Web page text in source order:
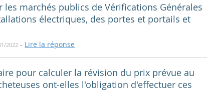
les marchés publics de Vérifications Générales
électriques, des portes et portails et
2022 - Lire la réponse
pour calculer la révision du prix prévue au
ont-elles l'obligation d'effectuer ces